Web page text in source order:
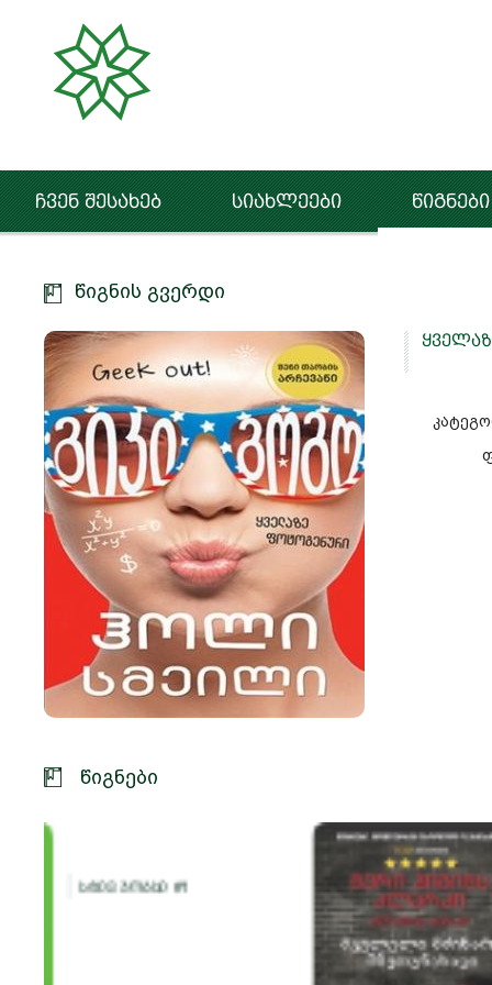
ჩვენ შესახებ სიახლეები წიგნები
წიგნის გვერდი
წიგნები
მკვლელი მძინარე
მზეთუნახავი
კლარკი მერი ჰიგიენს და ბერკი